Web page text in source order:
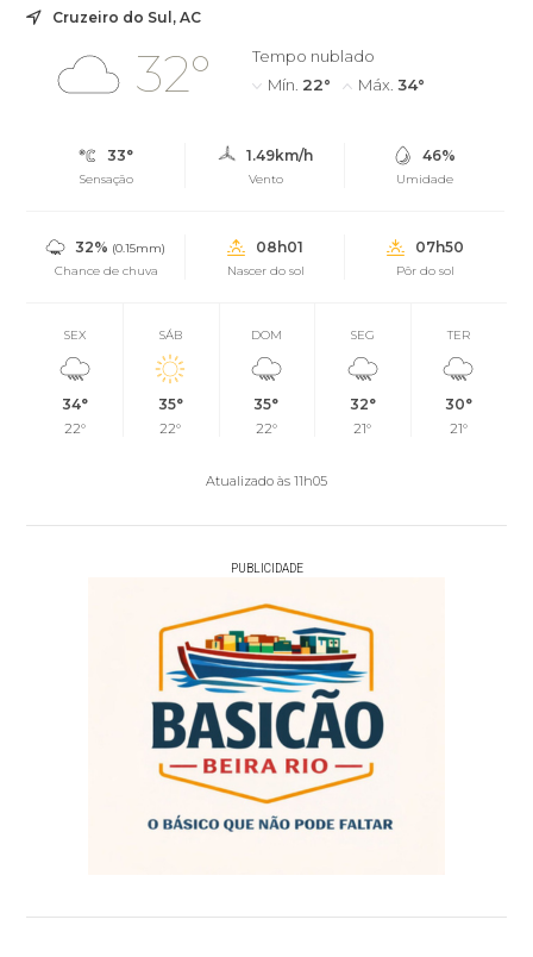
Cruzeiro do Sul, AC
32°
Tempo nublado
Mín. 22° Máx. 34°
33°
Sensação
1.49km/h
Vento
46%
Umidade
32% (0.15mm)
Chance de chuva
08h01
Nascer do sol
07h50
Pôr do sol
SEX
34°
22°
SÁB
35°
22°
DOM
35°
22°
SEG
32°
21°
TER
30°
21°
Atualizado às 11h05
PUBLICIDADE